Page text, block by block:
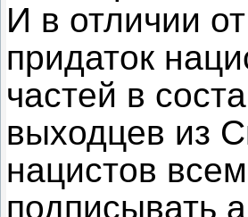
И в отличии
придаток
частей в
выходцев из
нацистов
подписывать